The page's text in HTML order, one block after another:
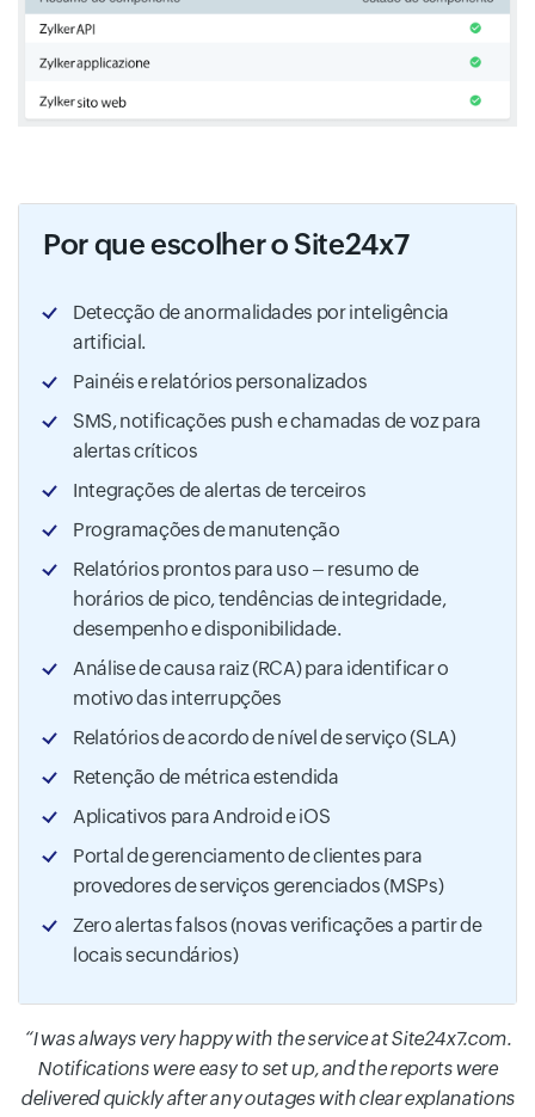
Por que escolher o Site24x7
Detecção de anormalidades por inteligência
artificial.
Painéis e relatórios personalizados
SMS, notificações push e chamadas de voz para
alertas críticos
Integrações de alertas de terceiros
Programações de manutenção
Relatórios prontos para uso – resumo de
horários de pico, tendências de integridade,
desempenho e disponibilidade.
Análise de causa raiz (RCA) para identificar o
motivo das interrupções
Relatórios de acordo de nível de serviço (SLA)
Retenção de métrica estendida
Aplicativos para Android e iOS
Portal de gerenciamento de clientes para
provedores de serviços gerenciados (MSPs)
Zero alertas falsos (novas verificações a partir de
locais secundários)
I was always very happy with the service at Site24x7.com.
Notifications were easy to set up, and the reports were
delivered quickly after any outages with clear explanations